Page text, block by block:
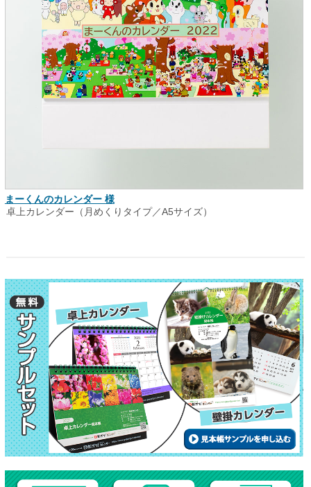
まーくんのカレンダー 様
卓上カレンダー（月めくりタイプ／A5サイズ）